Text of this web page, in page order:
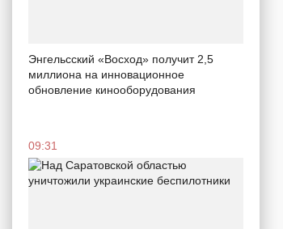
Энгельсский «Восход» получит 2,5
миллиона на инновационное
обновление кинооборудования
09:31